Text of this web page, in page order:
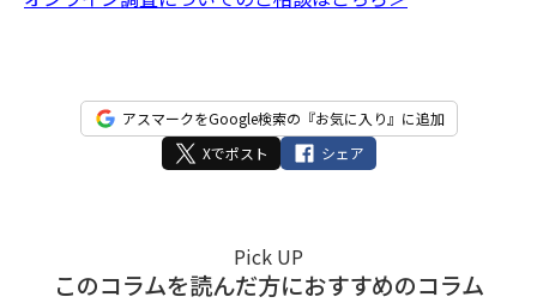
アスマークをGoogle検索の『お気に入り』に追加
Xでポスト
シェア
Pick UP
このコラムを読んだ方におすすめのコラム